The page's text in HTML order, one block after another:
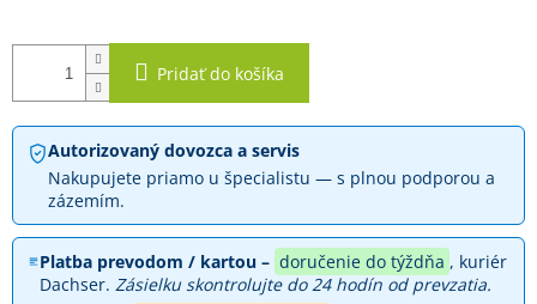
Pridať do košíka
Autorizovaný dovozca a servis
Nakupujete priamo u špecialistu — s plnou podporou a
zázemím.
Platba prevodom / kartou – doručenie do týždňa , kuriér
Dachser.Zásielku skontrolujte do 24 hodín od prevzatia.